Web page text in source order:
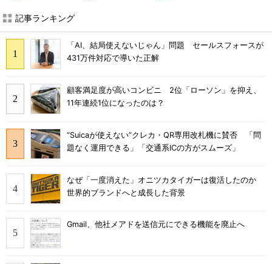
記事ランキング
「AI、結局使えないじゃん」問題 セールスフォースが
431万件対応で導いた正解
顧客満足度が高いコンビニ 2位「ローソン」を抑え、
11年連続1位になったのは？
“Suicaが使えない”クレカ・QR専用改札機に賛否 「問
題なく運用できる」「交通系ICの方がスムーズ」
なぜ「一度消えた」オニツカタイガーは復活したのか
世界的ブランドへと成長した背景
Gmail、他社メアドを送信元にできる機能を廃止へ